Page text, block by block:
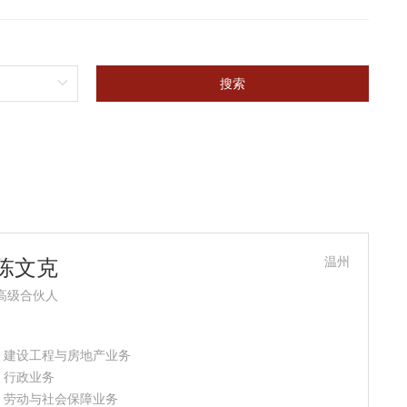
搜索
文克
级合伙人
温州
设工程与房地产业务
政业务
动与社会保障业务